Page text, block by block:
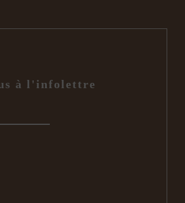
à l'infolettre